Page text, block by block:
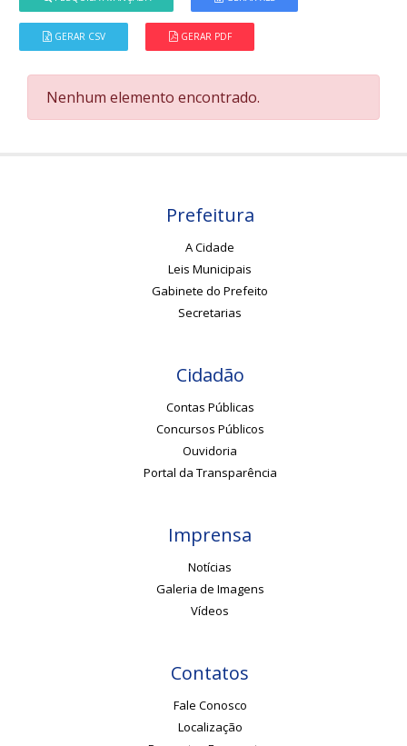
GERAR CSV GERAR PDF
Nenhum elemento encontrado.
Prefeitura
A Cidade
Leis Municipais
Gabinete do Prefeito
Secretarias
Cidadão
Contas Públicas
Concursos Públicos
Ouvidoria
Portal da Transparência
Imprensa
Notícias
Galeria de Imagens
Vídeos
Contatos
Fale Conosco
Localização